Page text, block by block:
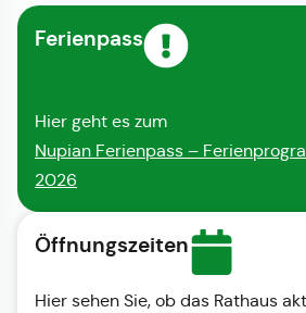
Ferienpass
Hier geht es zum
Nupian Ferienpass –
2026
Öffnungszeiten
Hier sehen Sie, ob das Rathaus